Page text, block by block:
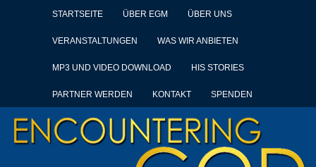
STARTSEITE ÜBER EGM ÜBER UNS
VERANSTALTUNGEN WAS WIR ANBIETEN
MP3 UND VIDEO DOWNLOAD HIS STORIES
PARTNER WERDEN KONTAKT SPENDEN